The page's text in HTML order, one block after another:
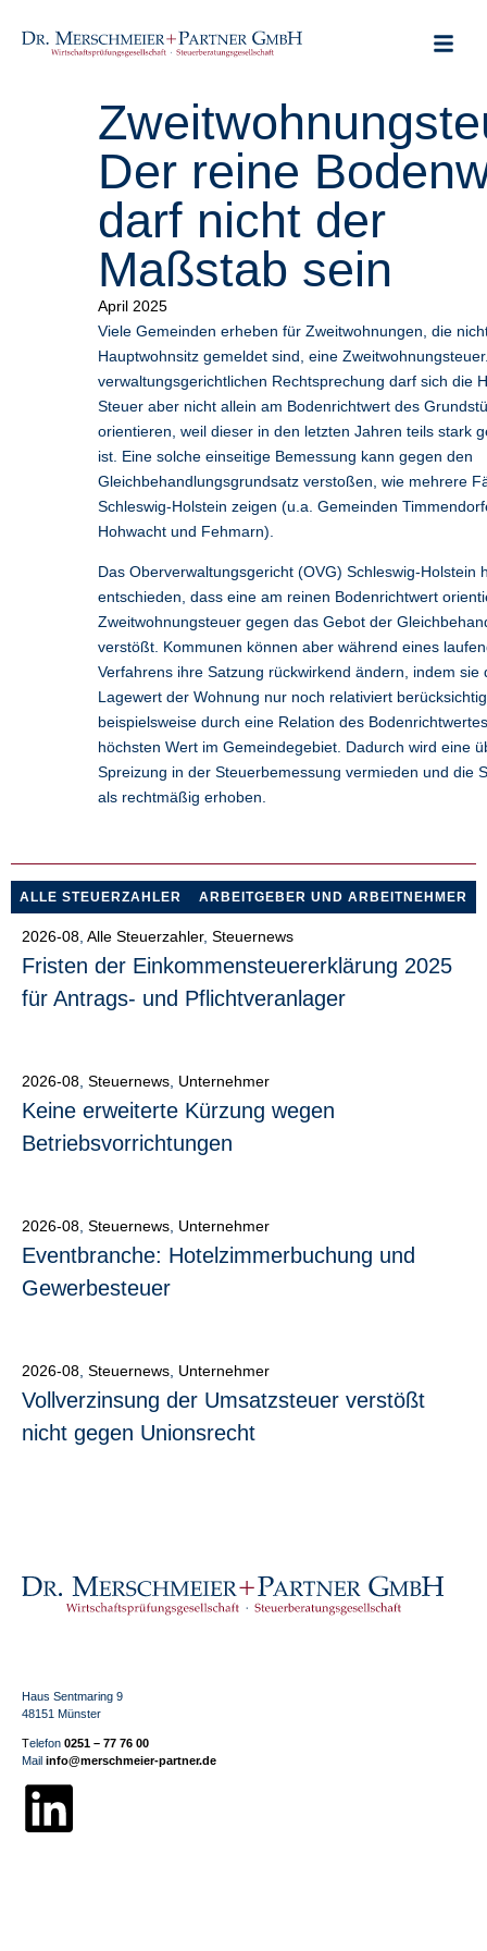
Der reine
darf nicht der
Maßstab sein
April 2025
Viele Gemeinden erheben für Zweitwohnungen, die
Hauptwohnsitz gemeldet sind, eine
verwaltungsgerichtlichen Rechtsprechung darf sich die
Steuer aber nicht allein am Bodenrichtwert des
orientieren, weil dieser in den letzten Jahren teils stark
ist. Eine solche einseitige Bemessung kann gegen den
Gleichbehandlungsgrundsatz verstoßen, wie mehrere
Schleswig-Holstein zeigen (u.a. Gemeinden
Hohwacht und Fehmarn).
Das Oberverwaltungsgericht (OVG) Schleswig-Holstein
entschieden, dass eine am reinen Bodenrichtwert
Zweitwohnungsteuer gegen das Gebot der
verstößt. Kommunen können aber während eines
Verfahrens ihre Satzung rückwirkend ändern, indem sie
Lagewert der Wohnung nur noch relativiert
beispielsweise durch eine Relation des
höchsten Wert im Gemeindegebiet. Dadurch wird eine
Spreizung in der Steuerbemessung vermieden und die
als rechtmäßig erhoben.
ALLE STEUERZAHLER ARBEITGEBER UND ARBEITNEHMER
2026-08 Alle Steuerzahler, Steuernews
Fristen der Einkommensteuererklärung 2025
für Antrags- und Pflichtveranlager
2026-08 Steuernews Unternehmer
Keine erweiterte Kürzung wegen
Betriebsvorrichtungen
2026-08 Steuernews Unternehmer
Eventbranche: Hotelzimmerbuchung und
Gewerbesteuer
2026-08 Steuernews Unternehmer
Vollverzinsung der Umsatzsteuer verstößt
nicht gegen Unionsrecht
Haus Sentmaring 9
48151 Münster
Telefon 0251 – 77 76 00
Mail info@merschmeier-partner.de